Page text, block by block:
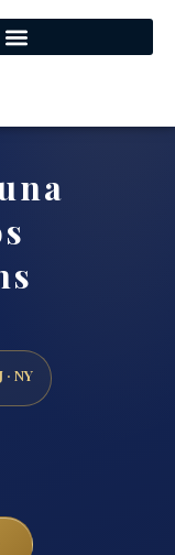
· NY